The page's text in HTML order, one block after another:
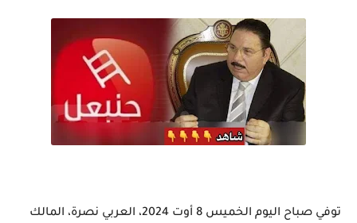
توفي صباح اليوم الخميس 8 أوت 2024، العربي نصرة، المالك